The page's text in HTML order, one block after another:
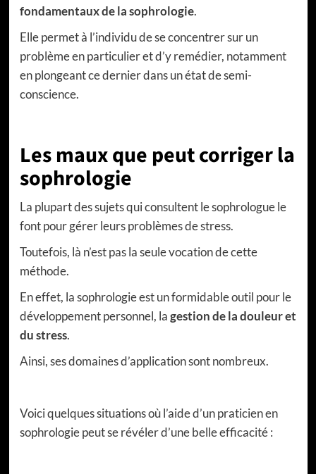
fondamentaux de la sophrologie.
Elle permet à l’individu de se concentrer sur un
problème en particulier et d’y remédier, notamment
en plongeant ce dernier dans un état de semi-
conscience.
Les maux que peut corriger la
sophrologie
La plupart des sujets qui consultent le sophrologue le
font pour gérer leurs problèmes de stress.
Toutefois, là n’est pas la seule vocation de cette
méthode.
En effet, la sophrologie est un formidable outil pour le
développement personnel, lagestion de la douleur et
du stress.
Ainsi, ses domaines d’application sont nombreux.
Voici quelques situations où l’aide d’un praticien en
sophrologie peut se révéler d’une belle efficacité :